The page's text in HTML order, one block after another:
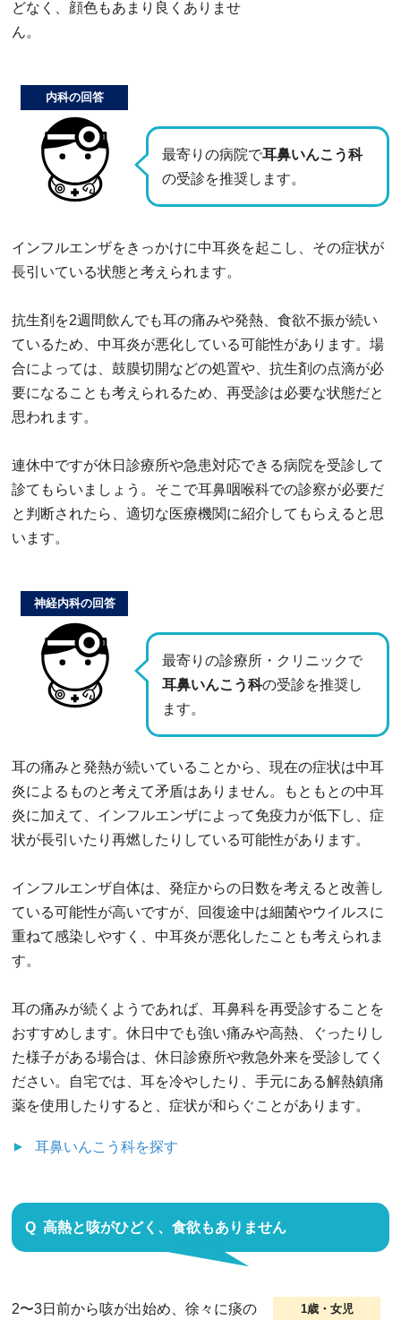
どなく、顔色もあまり良くありませ
ん。
最寄りの病院で耳鼻いんこう科
の受診を推奨します。
内科の回答
インフルエンザをきっかけに中耳炎を起こし、その症状が
長引いている状態と考えられます。
抗生剤を2週間飲んでも耳の痛みや発熱、食欲不振が続い
ているため、中耳炎が悪化している可能性があります。場
合によっては、鼓膜切開などの処置や、抗生剤の点滴が必
要になることも考えられるため、再受診は必要な状態だと
思われます。
連休中ですが休日診療所や急患対応できる病院を受診して
診てもらいましょう。そこで耳鼻咽喉科での診察が必要だ
と判断されたら、適切な医療機関に紹介してもらえると思
います。
最寄りの診療所・クリニックで
耳鼻いんこう科の受診を推奨し
ます。
神経内科の回答
耳の痛みと発熱が続いていることから、現在の症状は中耳
炎によるものと考えて矛盾はありません。もともとの中耳
炎に加えて、インフルエンザによって免疫力が低下し、症
状が長引いたり再燃したりしている可能性があります。
インフルエンザ自体は、発症からの日数を考えると改善し
ている可能性が高いですが、回復途中は細菌やウイルスに
重ねて感染しやすく、中耳炎が悪化したことも考えられま
す。
耳の痛みが続くようであれば、耳鼻科を再受診することを
おすすめします。休日中でも強い痛みや高熱、ぐったりし
た様子がある場合は、休日診療所や救急外来を受診してく
ださい。自宅では、耳を冷やしたり、手元にある解熱鎮痛
薬を使用したりすると、症状が和らぐことがあります。
耳鼻いんこう科を探す
高熱と咳がひどく、食欲もありません
1歳・女児
2〜3日前から咳が出始め、徐々に痰の